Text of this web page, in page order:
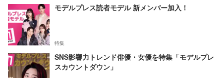
モデルプレス読者モデル 新メンバー加入！
特集
SNS影響力トレンド俳優・女優を特集「モデルプレ
スカウントダウン」